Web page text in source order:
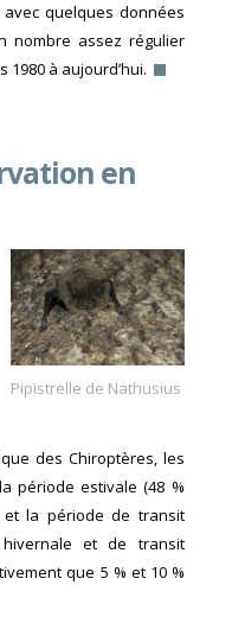
quelques données
nombre assez régulier
à aujourd’hui.
en
Pipistrelle de Nathusius
des Chiroptères, les
période estivale (48 %
et la période de transit
et de transit
que 5 % et 10 %